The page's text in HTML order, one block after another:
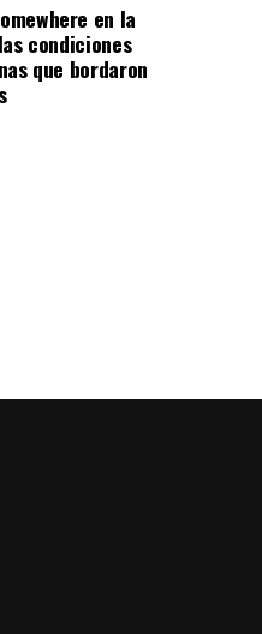
en la
condiciones
que bordaron